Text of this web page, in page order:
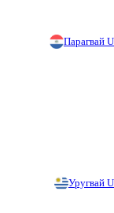
Парагвай
Уругвай